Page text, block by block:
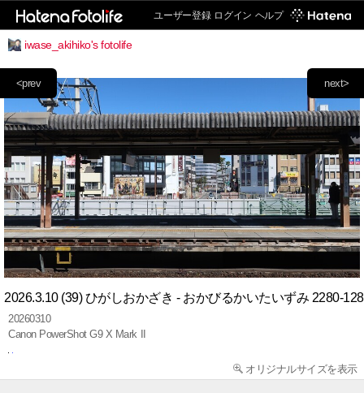
ユーザー登録 ログイン ヘルプ
iwase_akihiko's fotolife
next>
<prev
2026.3.10 (39) ひがしおかざき - おかびるかいたいずみ 2280-
20260310
Canon PowerShot G9 X Mark II
オリジナルサイズを表示